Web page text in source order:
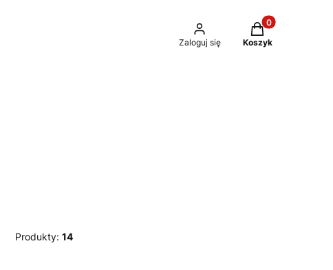
Zaloguj się
Produkty w
Koszyk
Produkty: 14